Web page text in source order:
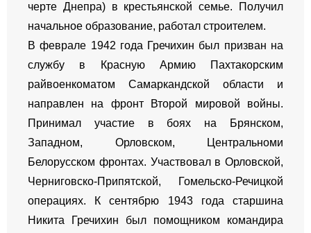
черте Днепра) в крестьянской семье. Получил
начальное образование, работал строителем.
В феврале 1942 года Гречихин был призван на
службу в Красную Армию Пахтакорским
райвоенкоматом Самаркандской области и
направлен на фронт Второй мировой войны.
Принимал участие в боях на Брянском,
Западном, Орловском, Центральноми
Белорусском фронтах. Участвовал в Орловской,
Черниговско-Припятской, Гомельско-Речицкой
операциях. К сентябрю 1943 года старшина
Никита Гречихин был помощником командира